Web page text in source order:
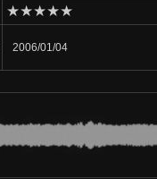
★★★★★
2006/01/04